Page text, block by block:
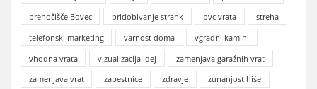
prenočišče Bovec
pridobivanje strank pvc vrata
streha
telefonski marketing
varnost doma
vgradni kamini
vhodna vrata
vizualizacija idej
zamenjava garažnih vrat
zamenjava vrat
zapestnice zdravje
zunanjost hiše